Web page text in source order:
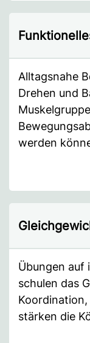
Alltagsnahe
Drehen und
werden
Übungen auf
schulen das
stärken die